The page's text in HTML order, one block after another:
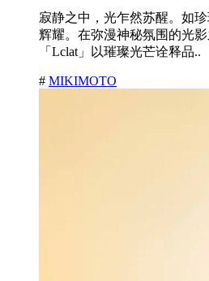
寂静之中，光乍然苏醒。如
辉耀。在弥漫神秘氛围的光
「Lclat」以璀璨光芒诠释品..
# MIKIMOTO